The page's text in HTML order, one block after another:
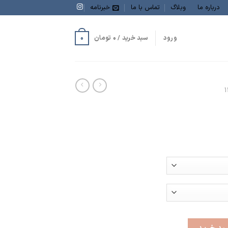
درباره ما وبلاگ تماس با ما خبرنامه
ورود سبد خرید / 0 تومان 0